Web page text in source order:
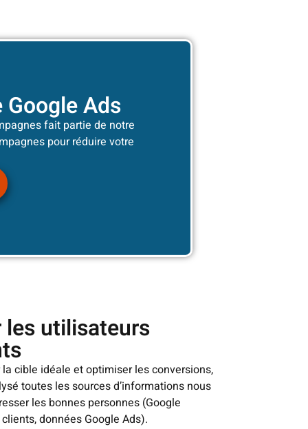
Ads
fait partie de notre
pour réduire votre
les utilisateurs
cible idéale et optimiser les conversions,
toutes les sources d’informations nous
les bonnes personnes (Google
données Google Ads).